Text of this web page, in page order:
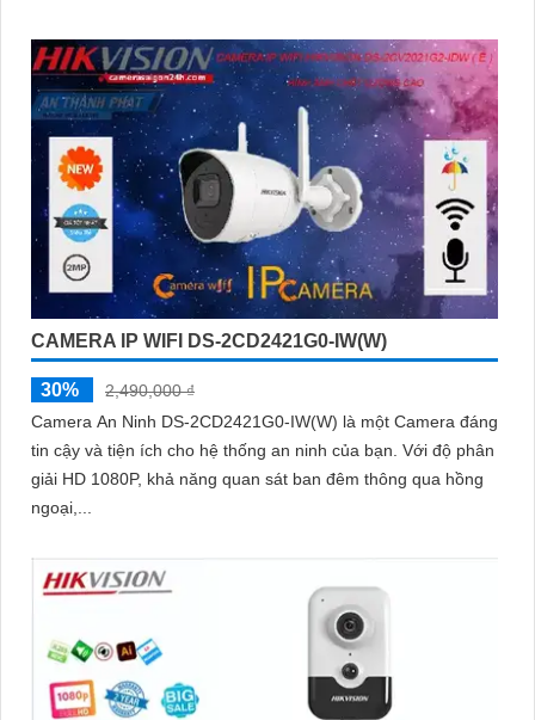
CAMERA IP WIFI DS-2CD2421G0-IW(W)
30%
2,490,000 ₫
Camera An Ninh DS-2CD2421G0-IW(W) là một Camera đáng
tin cậy và tiện ích cho hệ thống an ninh của bạn. Với độ phân
giải HD 1080P, khả năng quan sát ban đêm thông qua hồng
ngoại,...